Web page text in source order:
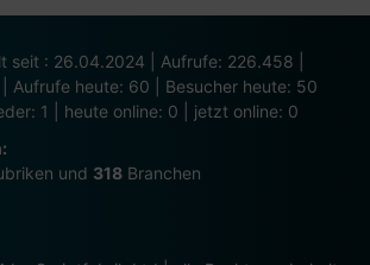
seit : 26.04.2024 | Aufrufe: 226.458 |
Aufrufe heute: 60 | Besucher heute: 50
1 | heute online: 0 | jetzt online: 0
und 318 Branchen